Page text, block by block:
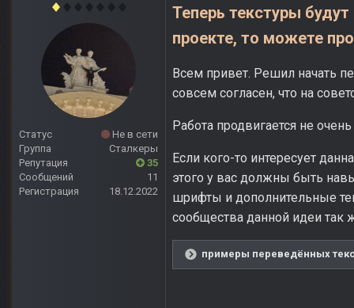
Статус
Не в сети
Группа
Сталкеры
Репутация
35
Сообщений
11
Регистрация
18.12.2022
Теперь текстуры
проекте, то можете
Всем привет. Решил начать
совсем согласен, что на
Работа продвигается не
Если кого-то интересует
этого у вас должны быть
шрифты и дополнительные
сообщества данной идеи так
примеры переведённых